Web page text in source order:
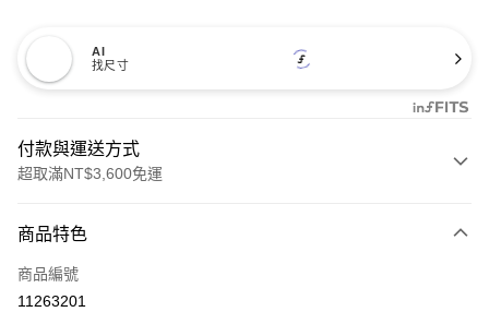
AI
找尺寸
付款與運送方式
超取滿NT$3,600免運
信用卡一次付款
信用卡分期付款
商品特色
商品編號
11263201